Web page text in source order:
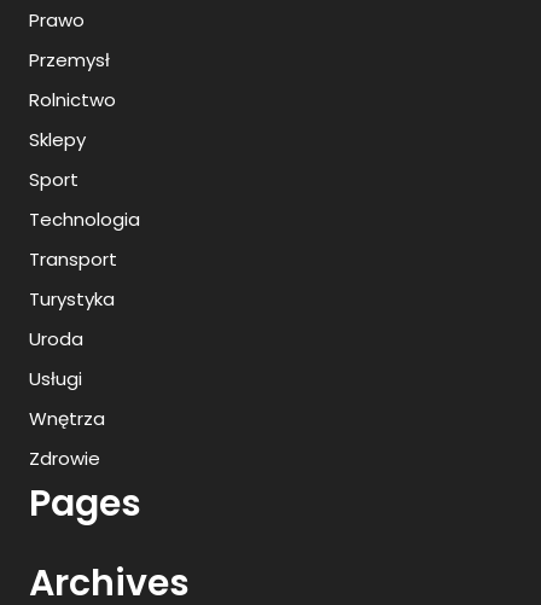
Prawo
Przemysł
Rolnictwo
Sklepy
Sport
Technologia
Transport
Turystyka
Uroda
Usługi
Wnętrza
Zdrowie
Pages
Archives